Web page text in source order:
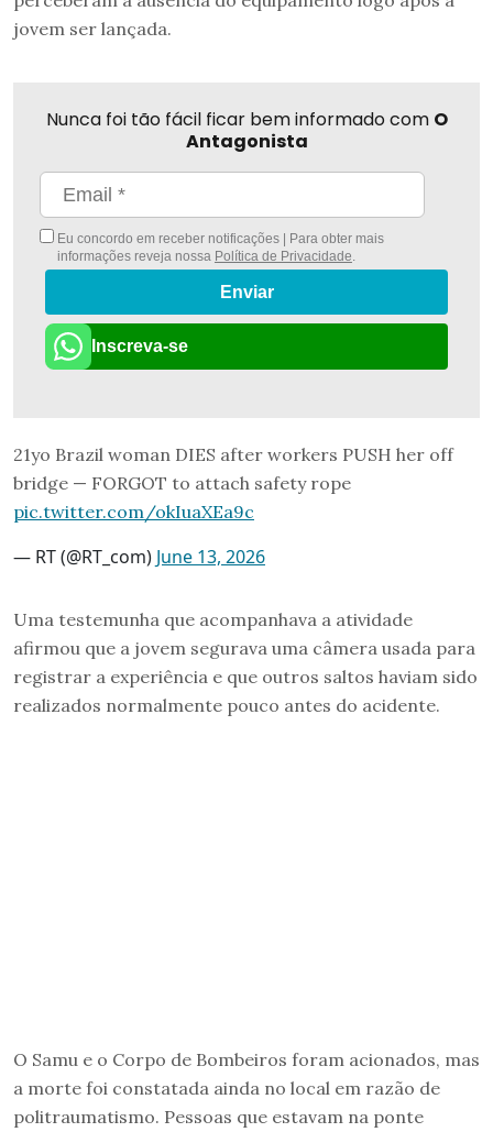
jovem ser lançada.
Nunca foi tão fácil ficar bem informado com O
Antagonista
Eu concordo em receber notificações | Para obter mais
informações reveja nossa Política de Privacidade.
Enviar
Inscreva-se
21yo Brazil woman DIES after workers PUSH her off
bridge — FORGOT to attach safety rope
pic.twitter.com/okIuaXEa9c
— RT (@RT_com) June 13, 2026
Uma testemunha que acompanhava a atividade
afirmou que a jovem segurava uma câmera usada para
registrar a experiência e que outros saltos haviam sido
realizados normalmente pouco antes do acidente.
O Samu e o Corpo de Bombeiros foram acionados, mas
a morte foi constatada ainda no local em razão de
politraumatismo. Pessoas que estavam na ponte